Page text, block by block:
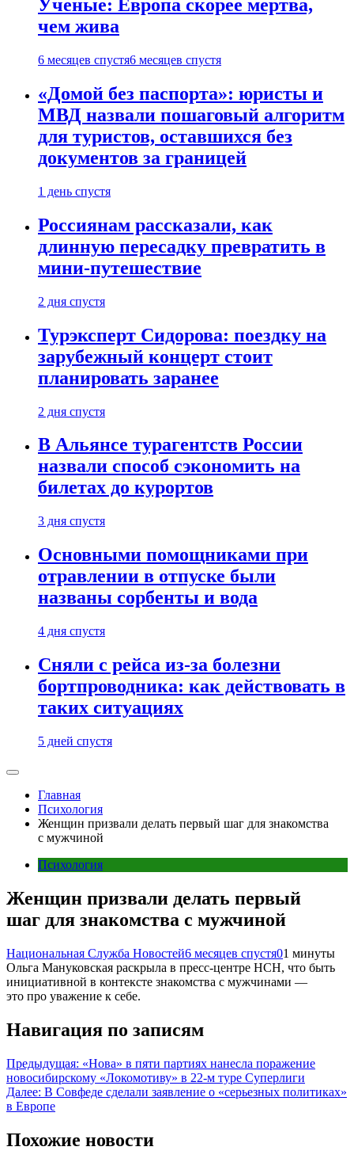
Ученые: Европа скорее мертва,
чем жива
6 месяцев спустя6 месяцев спустя
«Домой без паспорта»: юристы и
МВД назвали пошаговый алгоритм
для туристов, оставшихся без
документов за границей
1 день спустя
Россиянам рассказали, как
длинную пересадку превратить в
мини-путешествие
2 дня спустя
Турэксперт Сидорова: поездку на
зарубежный концерт стоит
планировать заранее
2 дня спустя
В Альянсе турагентств России
назвали способ сэкономить на
билетах до курортов
3 дня спустя
Основными помощниками при
отравлении в отпуске были
названы сорбенты и вода
4 дня спустя
Сняли с рейса из-за болезни
бортпроводника: как действовать в
таких ситуациях
5 дней спустя
Главная
Психология
Женщин призвали делать первый шаг для знакомства
с мужчиной
Психология
Женщин призвали делать первый
шаг для знакомства с мужчиной
Национальная Служба Новостей6 месяцев спустя01 минуты
Ольга Мануковская раскрыла в пресс-центре НСН, что быть
инициативной в контексте знакомства с мужчинами —
это про уважение к себе.
Навигация по записям
Предыдущая: «Нова» в пяти партиях нанесла поражение
новосибирскому «Локомотиву» в 22-м туре Суперлиги
Далее: В Совфеде сделали заявление о «серьезных политиках»
в Европе
Похожие новости